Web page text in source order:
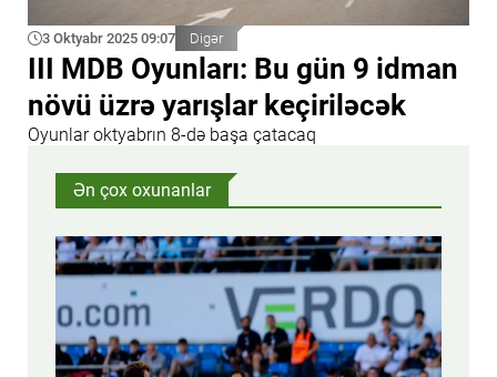
3 Oktyabr 2025 09:07 Digər
III MDB Oyunları: Bu gün 9 idman
növü üzrə yarışlar keçiriləcək
Oyunlar oktyabrın 8-də başa çatacaq
Ən çox oxunanlar